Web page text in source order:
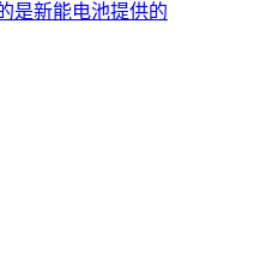
是新能电池提供的